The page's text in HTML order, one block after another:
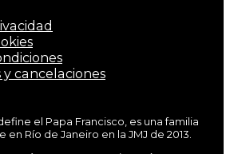
cancelaciones
el Papa Francisco, es una familia
Río de Janeiro en la JMJ de 2013.